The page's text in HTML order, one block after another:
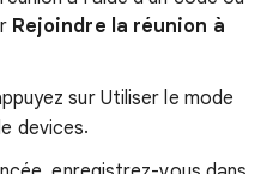
Rejoindre la réunion à
sur Utiliser le mode
.